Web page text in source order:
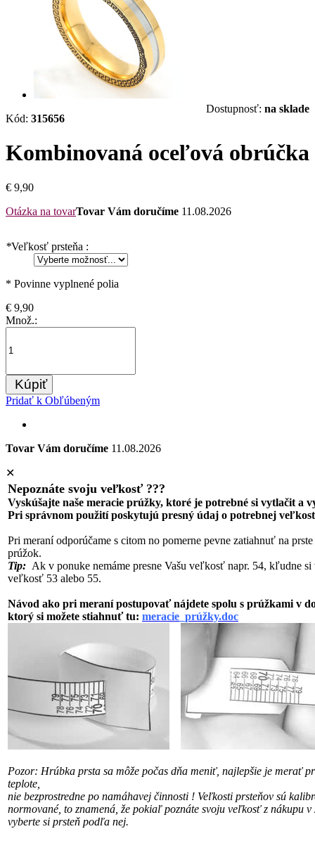
Kód: 315656
Dostupnosť: na sklade
Kombinovaná oceľová obrúčka
€ 9,90
Otázka na tovarTovar Vám doručíme 11.08.2026
*Veľkosť prsteňa :
* Povinne vyplnené polia
€ 9,90
Množ.:
Kúpiť
Pridať k Obľúbeným
Tovar Vám doručíme 11.08.2026
✕
Nepoznáte svoju veľkosť ???
Vyskúšajte naše meracie prúžky, ktoré je potrebné si vytlačit a
Pri správnom použití poskytujú presný údaj o potrebnej
Pri meraní odporúčame s citom no pomerne pevne zatiahnuť na
prúžok.
Tip: Ak v ponuke nemáme presne Vašu veľkosť napr. 54, kľudne si
veľkosť 53 alebo 55.
Návod ako pri meraní postupovať nájdete spolu s prúžkami v
ktorý si možete stiahnuť tu: meracie_prúžky.doc
Pozor: Hrúbka prsta sa môže počas dňa meniť, najlepšie je merať
teplote,
nie bezprostredne po namáhavej činnosti ! Veľkosti prsteňov sú
normované, to znamená, že pokiaľ poznáte svoju veľkosťz nákupu v
vyberte si prsteň podľa nej.